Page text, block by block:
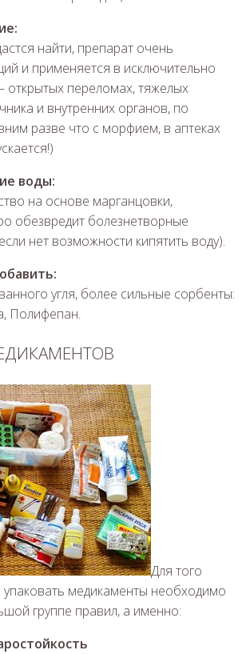
найти, препарат очень
и применяется в исключительно
открытых переломах, тяжелых
и внутренних органов, по
разве что с морфием, в аптеках
воды:
на основе марганцовки,
обезвредит болезнетворные
нет возможности кипятить воду).
угля, более сильные сорбенты:
Полифепан.
Для того
медикаменты необходимо
группе правил, а именно: